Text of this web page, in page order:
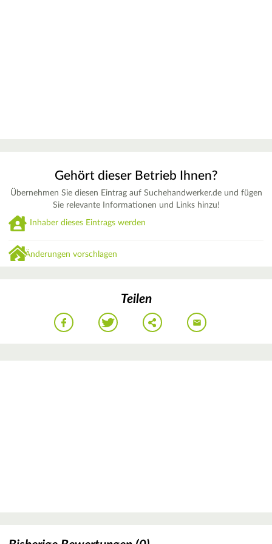
Gehört dieser Betrieb Ihnen?
Übernehmen Sie diesen Eintrag auf Suchehandwerker.de und fügen
Sie relevante Informationen und Links hinzu!
Inhaber dieses Eintrags werden
Änderungen vorschlagen
Teilen